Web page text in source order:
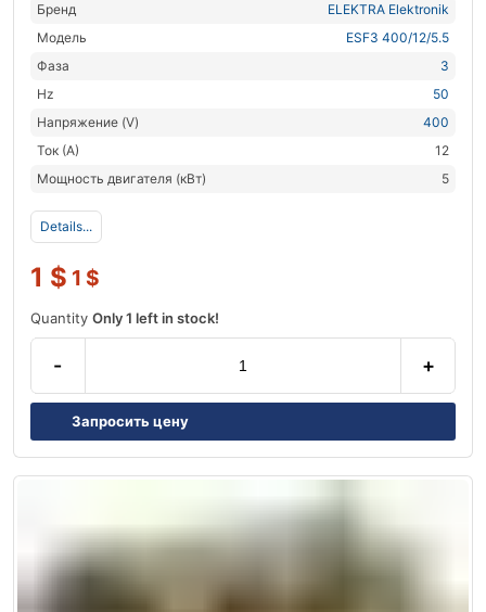
Бренд
ELEKTRA Elektronik
Модель
ESF3 400/12/5.5
Фаза
3
Hz
50
Напряжение (V)
400
Ток (А)
12
Мощность двигателя (кВт)
5
Details...
1 $ 1 $
Quantity Only 1 left in stock!
- +
Запросить цену